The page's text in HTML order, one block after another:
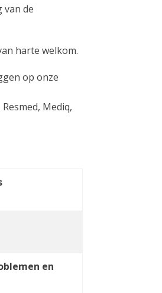
van de
harte welkom.
op onze
Mediq,
en